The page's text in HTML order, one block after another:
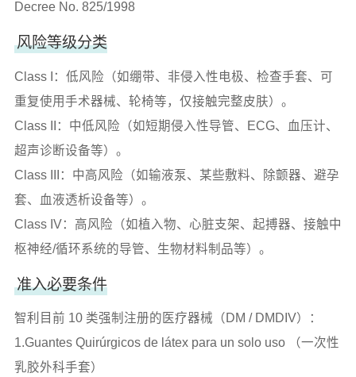
Decree No. 825/1998
风险等级分类
Class I：低风险（如绷带、非侵入性电极、检查手套、可
重复使用手术器械、轮椅等，仅接触完整皮肤）。
Class II：中低风险（如短期侵入性导管、ECG、血压计、
超声诊断设备等）。
Class III：中高风险（如输液泵、某些敷料、除颤器、避孕
套、血液透析设备等）。
Class IV：高风险（如植入物、心脏支架、起搏器、接触中
枢神经/循环系统的导管、生物材料制品等）。
准入必要条件
智利目前 10 类强制注册的医疗器械（DM / DMDIV）：
1.Guantes Quirúrgicos de látex para un solo uso （一次性
乳胶外科手套）